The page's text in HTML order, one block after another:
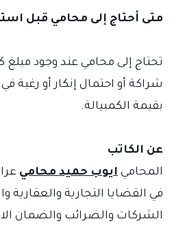
متى أحتاج إلى محامي قبل
تحتاج إلى محامي عند وجود مبلغ
شراكة أو احتمال إنكار أو رغبة
بقيمة الكمبيالة.
عن الكاتب
المحامي ايوب حميد محامي
في القضايا التجارية والعقارية
الشركات والضرائب والضمان